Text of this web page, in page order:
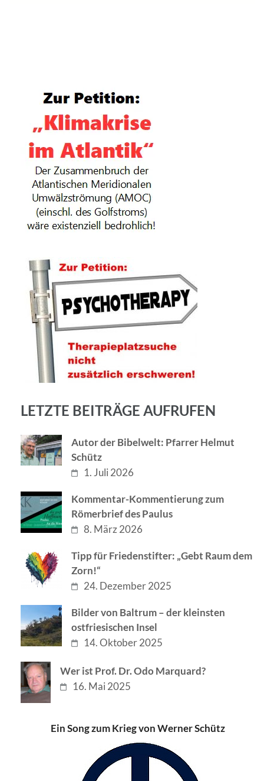
LETZTE BEITRÄGE AUFRUFEN
Autor der Bibelwelt: Pfarrer Helmut
Schütz
1. Juli 2026
Kommentar-Kommentierung zum
Römerbrief des Paulus
8. März 2026
Tipp für Friedenstifter: „Gebt Raum dem
Zorn!“
24. Dezember 2025
Bilder von Baltrum – der kleinsten
ostfriesischen Insel
14. Oktober 2025
Wer ist Prof. Dr. Odo Marquard?
16. Mai 2025
Ein Song zum Krieg von Werner Schütz